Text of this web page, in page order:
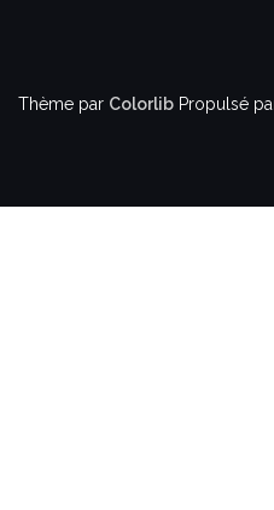
Thème par Colorlib Propulsé